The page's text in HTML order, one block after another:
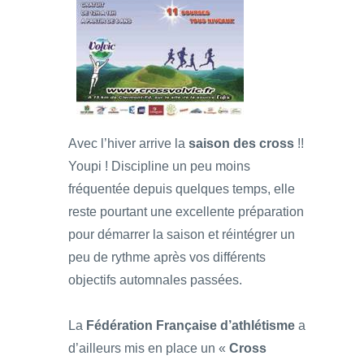
Avec l’hiver arrive la saison des cross !!
Youpi ! Discipline un peu moins
fréquentée depuis quelques temps, elle
reste pourtant une excellente préparation
pour démarrer la saison et réintégrer un
peu de rythme après vos différents
objectifs automnales passées.
La Fédération Française d’athlétisme a
d’ailleurs mis en place un « Cross